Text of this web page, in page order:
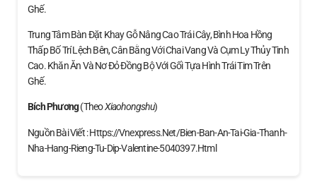
Ghế.
Trung Tâm Bàn Đặt Khay Gỗ Nâng Cao Trái Cây, Bình Hoa Hồng
Thấp Bố Trí Lệch Bên, Cân Bằng Với Chai Vang Và Cụm Ly Thủy Tinh
Cao. Khăn Ăn Và Nơ Đỏ Đồng Bộ Với Gối Tựa Hình Trái Tim Trên
Ghế.
Bích Phương(theoXiaohongshu)
Nguồn Bài Viết : Https://vnexpress.net/bien-Ban-An-Tai-Gia-Thanh-
Nha-Hang-Rieng-Tu-Dip-Valentine-5040397.html